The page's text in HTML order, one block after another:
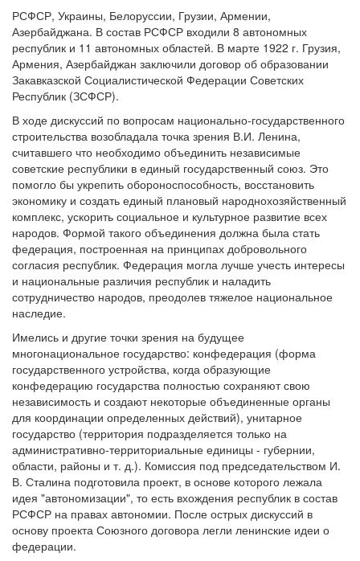
РСФСР, Украины, Белоруссии, Грузии, Армении,
Азербайджана. В состав РСФСР входили 8 автономных
республик и 11 автономных областей. В марте 1922 г. Грузия,
Армения, Азербайджан заключили договор об образовании
Закавказской Социалистической Федерации Советских
Республик (ЗСФСР).
В ходе дискуссий по вопросам национально-государственного
строительства возобладала точка зрения В.И. Ленина,
считавшего что необходимо объединить независимые
советские республики в единый государственный союз. Это
помогло бы укрепить обороноспособность, восстановить
экономику и создать единый плановый народнохозяйственный
комплекс, ускорить социальное и культурное развитие всех
народов. Формой такого объединения должна была стать
федерация, построенная на принципах добровольного
согласия республик. Федерация могла лучше учесть интересы
и национальные различия республик и наладить
сотрудничество народов, преодолев тяжелое национальное
наследие.
Имелись и другие точки зрения на будущее
многонациональное государство: конфедерация (форма
государственного устройства, когда образующие
конфедерацию государства полностью сохраняют свою
независимость и создают некоторые объединенные органы
для координации определенных действий), унитарное
государство (территория подразделяется только на
административно-территориальные единицы - губернии,
области, районы и т. д.). Комиссия под председательством И.
В. Сталина подготовила проект, в основе которого лежала
идея "автономизации", то есть вхождения республик в состав
РСФСР на правах автономии. После острых дискуссий в
основу проекта Союзного договора легли ленинские идеи о
федерации.